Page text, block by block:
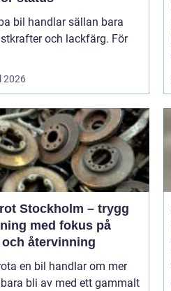
bil handlar sällan bara
och lackfärg. För
2026
Stockholm – trygg
med fokus på
återvinning
en bil handlar om mer
bli av med ett gammalt